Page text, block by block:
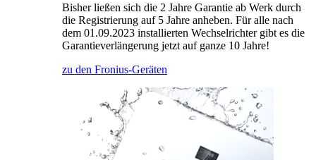
Bisher ließen sich die 2 Jahre Garantie ab Werk durch
die Registrierung auf 5 Jahre anheben. Für alle nach
dem 01.09.2023 installierten Wechselrichter gibt es die
Garantieverlängerung jetzt auf ganze 10 Jahre!
zu den Fronius-Geräten